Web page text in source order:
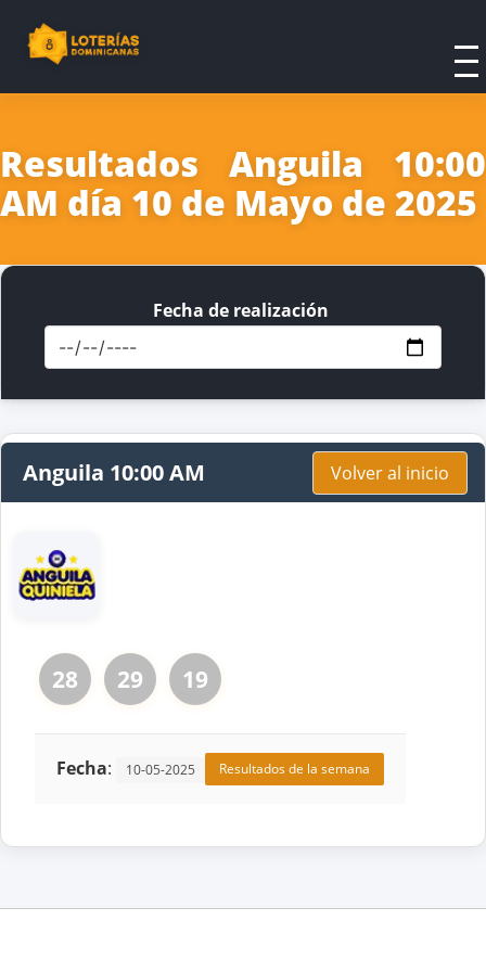
Resultados Anguila 10:00
AM día 10 de Mayo de 2025
Fecha de realización
Anguila 10:00 AM Volver al inicio
28 29 19
Fecha: 10-05-2025 Resultados de la semana